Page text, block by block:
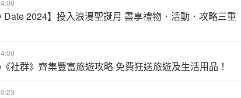
Date 2024】投入浪漫聖誕月 盡享禮物．活動．攻略三重
社群》齊集豐富旅遊攻略 免費狂送旅遊及生活用品！